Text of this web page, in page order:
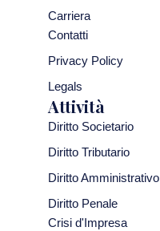
Carriera
Contatti
Privacy Policy
Legals
Attività
Diritto Societario
Diritto Tributario
Diritto Amministrativo
Diritto Penale
Crisi d'Impresa